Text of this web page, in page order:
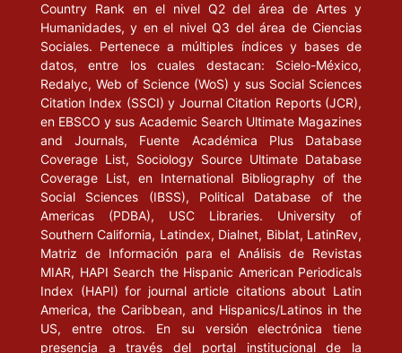
Country Rank en el nivel Q2 del área de Artes y
Humanidades, y en el nivel Q3 del área de Ciencias
Sociales. Pertenece a múltiples índices y bases de
datos, entre los cuales destacan: Scielo-México,
Redalyc, Web of Science (WoS) y sus Social Sciences
Citation Index (SSCI) y Journal Citation Reports (JCR),
en EBSCO y sus Academic Search Ultimate Magazines
and Journals, Fuente Académica Plus Database
Coverage List, Sociology Source Ultimate Database
Coverage List, en International Bibliography of the
Social Sciences (IBSS), Political Database of the
Americas (PDBA), USC Libraries. University of
Southern California, Latindex, Dialnet, Biblat, LatinRev,
Matriz de Información para el Análisis de Revistas
MIAR, HAPI Search the Hispanic American Periodicals
Index (HAPI) for journal article citations about Latin
America, the Caribbean, and Hispanics/Latinos in the
US, entre otros. En su versión electrónica tiene
presencia a través del portal institucional de la